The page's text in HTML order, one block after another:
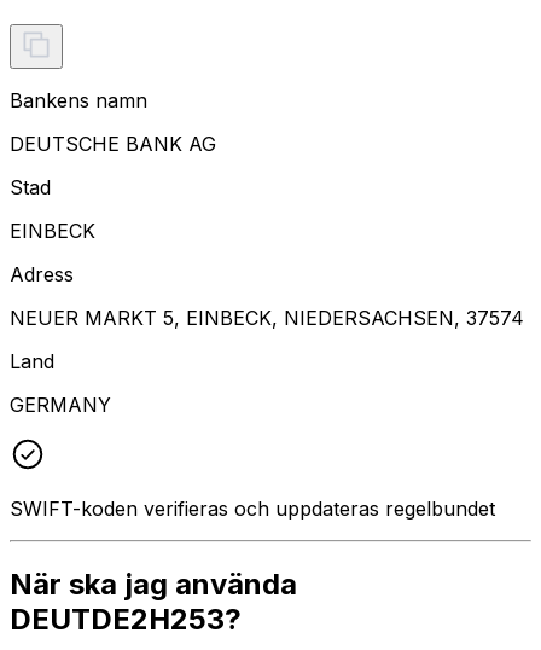
Bankens namn
DEUTSCHE BANK AG
Stad
EINBECK
Adress
NEUER MARKT 5, EINBECK, NIEDERSACHSEN, 37574
Land
GERMANY
SWIFT-koden verifieras och uppdateras regelbundet
När ska jag använda
DEUTDE2H253?